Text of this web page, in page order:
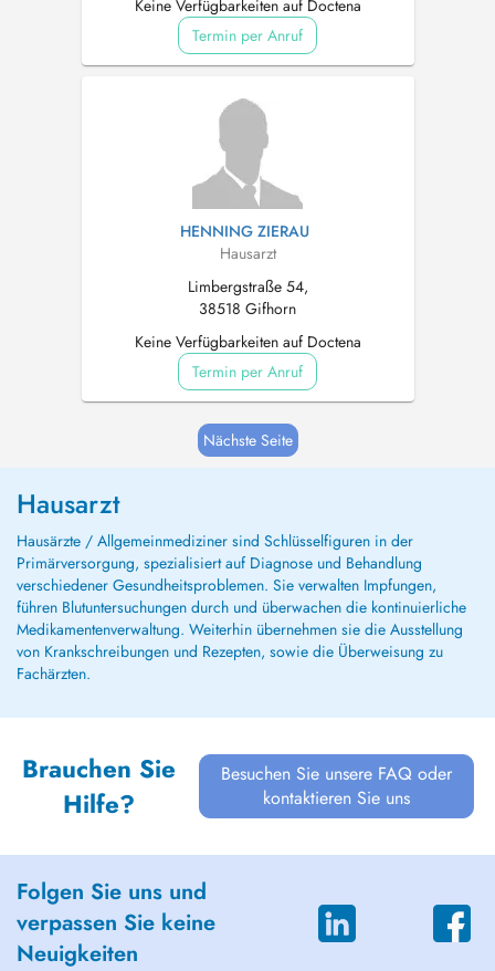
Keine Verfügbarkeiten auf Doctena
Termin per Anruf
HENNING ZIERAU
Hausarzt
Limbergstraße 54,
38518 Gifhorn
Keine Verfügbarkeiten auf Doctena
Termin per Anruf
Nächste Seite
Hausarzt
Hausärzte / Allgemeinmediziner sind Schlüsselfiguren in der
Primärversorgung, spezialisiert auf Diagnose und Behandlung
verschiedener Gesundheitsproblemen. Sie verwalten Impfungen,
führen Blutuntersuchungen durch und überwachen die kontinuierliche
Medikamentenverwaltung. Weiterhin übernehmen sie die Ausstellung
von Krankschreibungen und Rezepten, sowie die Überweisung zu
Fachärzten.
Brauchen Sie
Hilfe?
Besuchen Sie unsere FAQ oder
kontaktieren Sie uns
Folgen Sie uns und
verpassen Sie keine
Neuigkeiten